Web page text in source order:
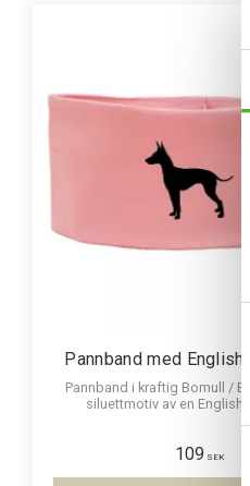
Pannband med English
Pannband i kraftig Bomull /
siluettmotiv av en English
109 SEK